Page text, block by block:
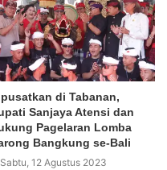
di Tabanan,
Sanjaya Atensi dan
Pagelaran Lomba
Bangkung se-Bali
Sabtu, 12 Agustus 2023